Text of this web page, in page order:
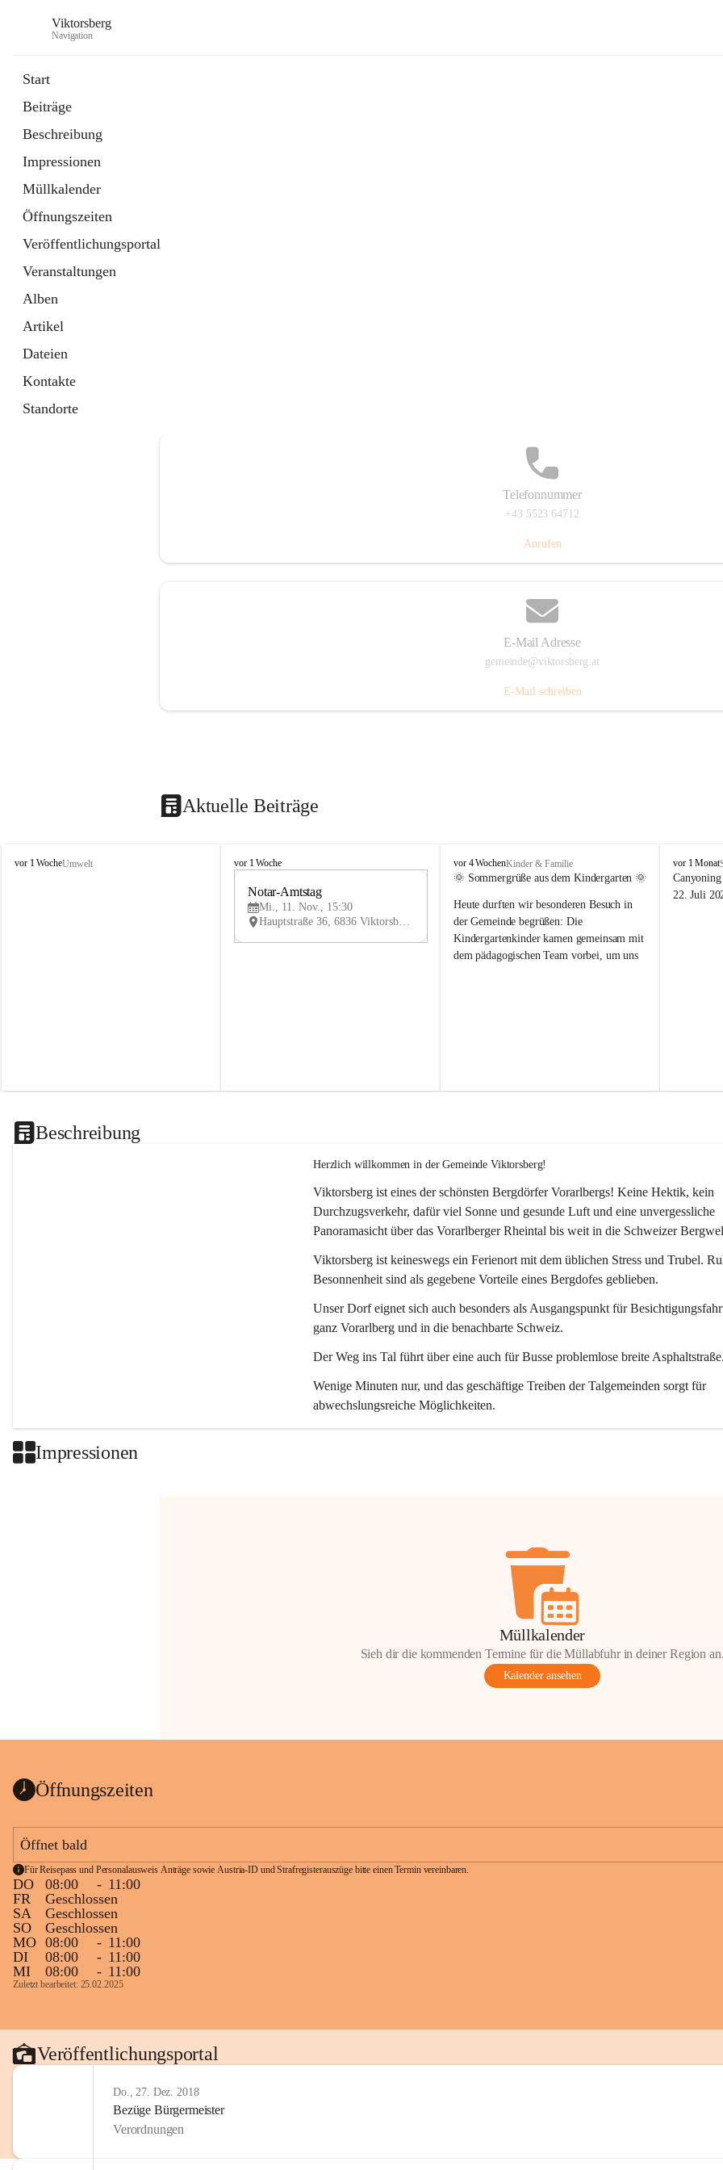
Viktorsberg
Navigation
Start
Beiträge
Beschreibung
Impressionen
Müllkalender
Öffnungszeiten
Veröffentlichungsportal
Veranstaltungen
Alben
Artikel
Dateien
Kontakte
Standorte
Telefonnummer
+43 5523 64712
Anrufen
E-Mail Adresse
gemeinde@viktorsberg.at
E-Mail schreiben
Aktuelle Beiträge
V
vor 1 WocheUmwelt
V
vor 1 Woche
V
Notar-Amtstag
Mi., 11. Nov., 15:30
Hauptstraße 36, 6836 Viktorsberg, AUT
V
i
t
o
r
s
vor 4 WochenKinder & Familie
🌞 Sommergrüße aus dem Kindergarten 🌞
Heute durften wir besonderen Besuch in
der Gemeinde begrüßen: Die
Kindergartenkinder kamen gemeinsam mit
dem pädagogischen Team vorbei, um uns
V
i
k
vor 1 Monat
22. Juli
Beschreibung
Herzlich willkommen in der Gemeinde Viktorsberg!
Viktorsberg ist eines der schönsten Bergdörfer Vorarlbergs! Keine Hektik, kein
Durchzugsverkehr, dafür viel Sonne und gesunde Luft und eine unvergessliche
Panoramasicht über das Vorarlberger Rheintal bis weit in die Schweizer
Viktorsberg ist keineswegs ein Ferienort mit dem üblichen Stress und Trubel.
Besonnenheit sind als gegebene Vorteile eines Bergdofes geblieben.
Unser Dorf eignet sich auch besonders als Ausgangspunkt für
ganz Vorarlberg und in die benachbarte Schweiz.
Der Weg ins Tal führt über eine auch für Busse problemlose breite
Wenige Minuten nur, und das geschäftige Treiben der Talgemeinden sorgt für
abwechslungsreiche Möglichkeiten.
Impressionen
Müllkalender
Sieh dir die kommenden Termine für die Müllabfuhr in deiner Region
Kalender ansehen
Öffnungszeiten
Öffnet bald
Für Reisepass und Personalausweis Anträge sowie Austria-ID und Strafregisterauszüge bitte einen Termin vereinbaren.
DO 08:00 - 11:00
FR
Geschlossen
SA
Geschlossen
SO
Geschlossen
MO 08:00 - 11:00
DI
08:00 - 11:00
MI
08:00 - 11:00
Zuletzt bearbeitet: 25.02.2025
Veröffentlichungsportal
Do., 27. Dez. 2018
Bezüge Bürgermeister
Verordnungen